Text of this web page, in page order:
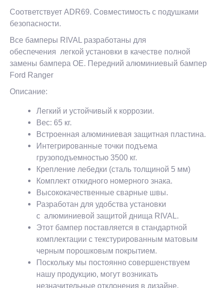
Соответствует ADR69. Совместимость с подушками
безопасности.
Все бамперы RIVAL разработаны для
обеспечения легкой установки в качестве полной
замены бампера OE. Передний алюминиевый бампер
Ford Ranger
Описание:
Легкий и устойчивый к коррозии.
Вес: 65 кг.
Встроенная алюминиевая защитная пластина.
Интегрированные точки подъема
грузоподъемностью 3500 кг.
Крепление лебедки (сталь толщиной 5 мм)
Комплект откидного номерного знака.
Высококачественные сварные швы.
Разработан для удобства установки
с алюминиевой защитой днища RIVAL.
Этот бампер поставляется в стандартной
комплектации с текстурированным матовым
черным порошковым покрытием.
Поскольку мы постоянно совершенствуем
нашу продукцию, могут возникать
незначительные отклонения в дизайне.